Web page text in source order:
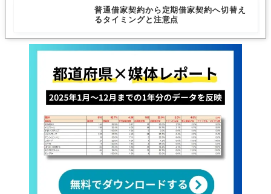
普通借家契約から定期借家契約へ切替え
るタイミングと注意点